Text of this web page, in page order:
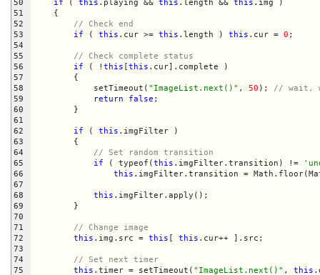
50
51
52
53
54
55
56
57
58
59
60
61
62
63
64
65
66
67
68
69
70
71
72
73
74
75
if ( this .playing && this .length && this .img )
    {
// Check end
if ( this .cur >= this .length ) this .cur = 0 ;
// Check complete status
if ( ! this [this .cur].complete )
        {
            setTimeout(
"ImageList.next()" , 50 ); // wait,
return
false ;
        }
if ( this .imgFilter )
        {
// Set random transition
if ( typeof(this .imgFilter.transition) !=
this .imgFilter.transition =
this .imgFilter.apply();
        }
// Change image
this .img.src = this [ this .cur++ ].src;
// Set next timer
this .timer = setTimeout( "ImageList.next()" , this